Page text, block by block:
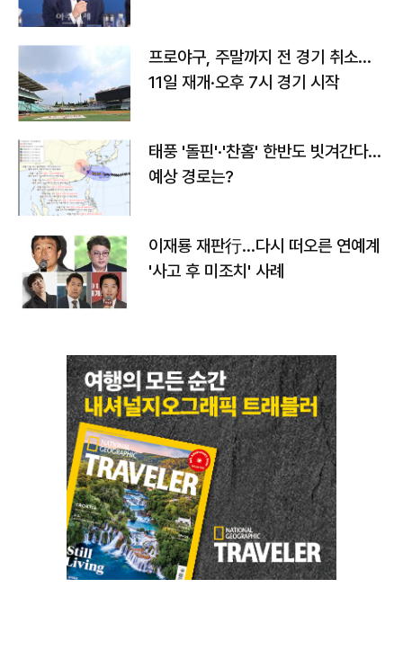
프로야구, 주말까지 전 경기 취소…
11일 재개·오후 7시 경기 시작
태풍 '돌핀'·'찬홈' 한반도 빗겨간다…
예상 경로는?
이재룡 재판行…다시 떠오른 연예계
'사고 후 미조치' 사례